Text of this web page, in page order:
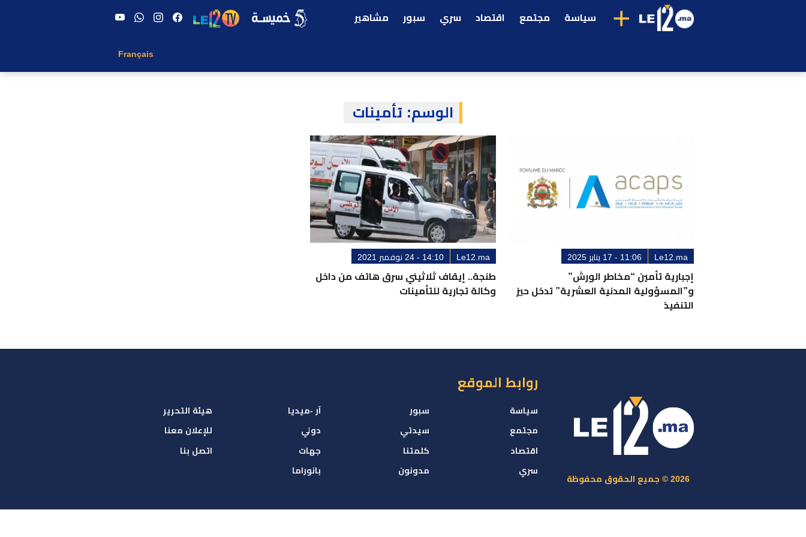
+ سياسة مجتمع اقتصاد سري سبور مشاهير
Français
الوسم: تأمينات
Le12.ma 11:06 - 17 يناير 2025
إجبارية تأمين “مخاطر الورش”
و”المسؤولية المدنية العشرية” تدخل حيز
التنفيذ
Le12.ma 14:10 - 24 نوفمبر 2021
طنجة.. إيقاف ثلاثيني سرق هاتف من داخل
وكالة تجارية للتأمينات
2026 © جميع الحقوق محفوظة
روابط الموقع
سياسة
مجتمع
اقتصاد
سري
سبور
سيدتي
كلمتنا
مدونون
آر -ميديا
دولي
جهات
بانوراما
هيئة التحرير
للإعلان معنا
اتصل بنا